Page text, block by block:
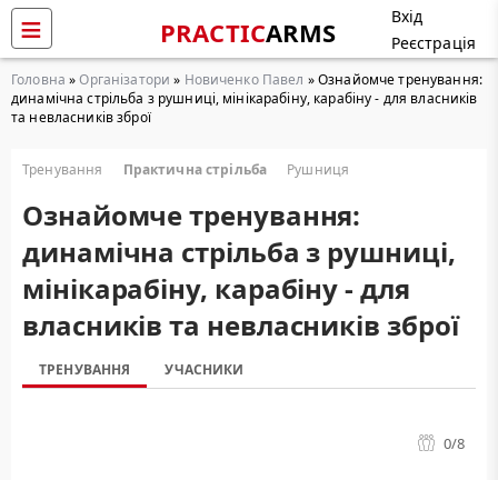
PRACTICARMS
Вхід
Реєстрація
Головна »Організатори » Новиченко Павел » Ознайомче тренування:
динамічна стрільба з рушниці, мінікарабіну, карабіну - для власників
та невласників зброї
Тренування Практична стрільба Рушниця
Ознайомче тренування:
динамічна стрільба з рушниці,
мінікарабіну, карабіну - для
власників та невласників зброї
ТРЕНУВАННЯ УЧАСНИКИ
0/8